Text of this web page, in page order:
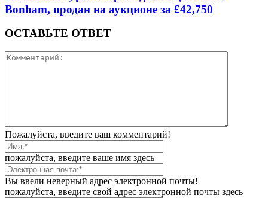
Bonham, продан на аукционе за £42,750
ОСТАВЬТЕ ОТВЕТ
Пожалуйста, введите ваш комментарий!
пожалуйста, введите ваше имя здесь
Вы ввели неверный адрес электронной почты!
пожалуйста, введите свой адрес электронной почты здесь